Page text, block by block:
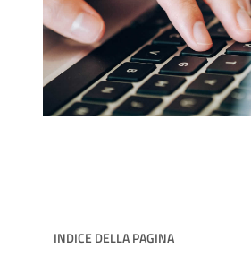
INDICE DELLA PAGINA